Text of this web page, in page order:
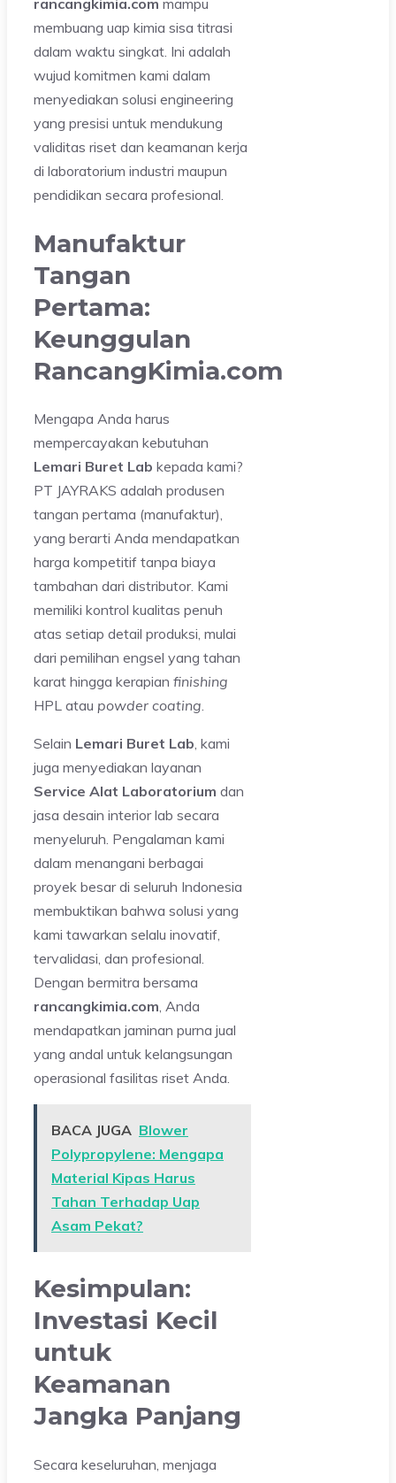
membuang uap kimia sisa titrasi
dalam waktu singkat. Ini adalah
wujud komitmen kami dalam
menyediakan solusi engineering
yang presisi untuk mendukung
validitas riset dan keamanan kerja
di laboratorium industri maupun
pendidikan secara profesional.
Manufaktur
Tangan
Pertama:
Keunggulan
RancangKimia.com
Mengapa Anda harus
mempercayakan kebutuhan
Lemari Buret Lab kepada kami?
PT JAYRAKS adalah produsen
tangan pertama (manufaktur),
yang berarti Anda mendapatkan
harga kompetitif tanpa biaya
tambahan dari distributor. Kami
memiliki kontrol kualitas penuh
atas setiap detail produksi, mulai
dari pemilihan engsel yang tahan
karat hingga kerapian finishing
HPL atau powder coating.
Selain Lemari Buret Lab, kami
juga menyediakan layanan
Service Alat Laboratorium dan
jasa desain interior lab secara
menyeluruh. Pengalaman kami
dalam menangani berbagai
proyek besar di seluruh Indonesia
membuktikan bahwa solusi yang
kami tawarkan selalu inovatif,
tervalidasi, dan profesional.
Dengan bermitra bersama
rancangkimia.com, Anda
mendapatkan jaminan purna jual
yang andal untuk kelangsungan
operasional fasilitas riset Anda.
BACA JUGA Blower
Polypropylene: Mengapa
Material Kipas Harus
Tahan Terhadap Uap
Asam Pekat?
Kesimpulan:
Investasi Kecil
untuk
Keamanan
Jangka Panjang
Secara keseluruhan, menjaga